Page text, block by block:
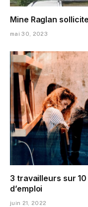
Mine Raglan
mai 30, 2023
3 travailleurs sur
d’emploi
juin 21, 2022